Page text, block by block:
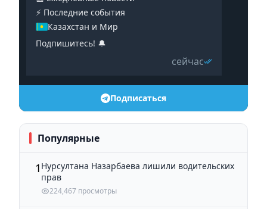
⚡️ Последние события
Казахстан и Мир
Подпишитесь! 🔔
сейчас
Подписаться
Популярные
1 Нурсултана Назарбаева лишили водительских
прав
224,467 просмотры